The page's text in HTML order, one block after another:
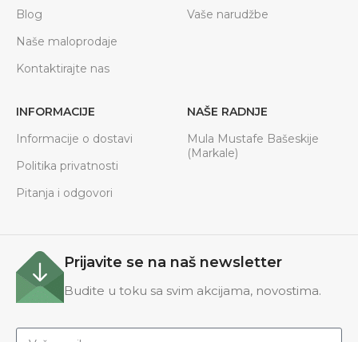
Blog
Naše maloprodaje
Kontaktirajte nas
Vaše narudžbe
INFORMACIJE
Informacije o dostavi
Politika privatnosti
Pitanja i odgovori
NAŠE RADNJE
Mula Mustafe Bašeskije
(Markale)
Prijavite se na naš newsletter
Budite u toku sa svim akcijama, novostima.